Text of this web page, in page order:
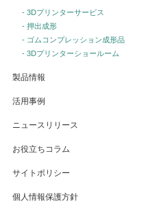
- 3Dプリンターサービス
- 押出成形
- ゴムコンプレッション成形品
- 3Dプリンターショールーム
製品情報
活用事例
ニュースリリース
お役立ちコラム
サイトポリシー
個人情報保護方針